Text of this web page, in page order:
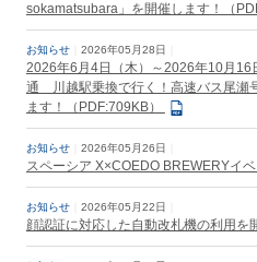
sokamatsubara」を開催します！（
お知らせ 2026年05月28日
2026年6月4日（木）～2026年10月16
通 川越駅乗換で行く！高速バス尾瀬
ます！（PDF:709KB）
お知らせ 2026年05月26日
スペーシア X×COEDO BREWERYイ
お知らせ 2026年05月22日
顔認証に対応した自動改札機の利用を